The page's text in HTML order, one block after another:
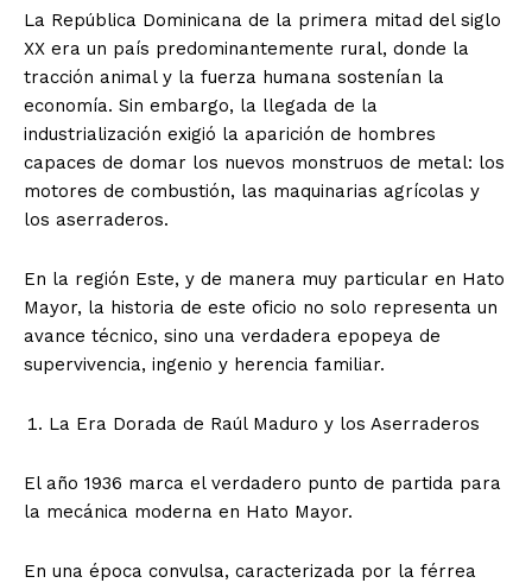
La República Dominicana de la primera mitad del siglo
XX era un país predominantemente rural, donde la
tracción animal y la fuerza humana sostenían la
economía. Sin embargo, la llegada de la
industrialización exigió la aparición de hombres
capaces de domar los nuevos monstruos de metal: los
motores de combustión, las maquinarias agrícolas y
los aserraderos.
En la región Este, y de manera muy particular en Hato
Mayor, la historia de este oficio no solo representa un
avance técnico, sino una verdadera epopeya de
supervivencia, ingenio y herencia familiar.
La Era Dorada de Raúl Maduro y los Aserraderos
El año 1936 marca el verdadero punto de partida para
la mecánica moderna en Hato Mayor.
En una época convulsa, caracterizada por la férrea